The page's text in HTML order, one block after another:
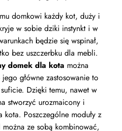
domkowi każdy kot, duży i
w sobie dziki instynkt i w
będzie się wspinał,
bez uszczerbku dla mebli.
domek dla kota można
główne zastosowanie to
Dzięki temu, nawet w
stworzyć urozmaicony i
Poszczególne moduły z
ze sobą kombinować,